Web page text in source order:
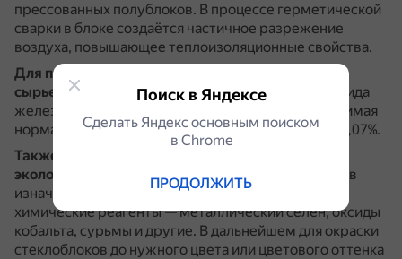
прессованных полублоков. В процессе герметической
сварки в блоке создаётся частичное разрежение
воздуха, повышающее теплоизоляционные свойства.
Для производства стеклоблоков используют
сырьевые материалыс малым содержанием оксида
железа или примесями других металлов.
Допустимая
норма содержания примеси в сырье — не более 0,07%.
Также на производствах применяют процедуру
экологичного обесцвечивания стекла
Для этого в
изначальную сырьевую шихту добавляют особые
химические реагенты — металлический селен, оксиды
кобальта, сурьмы и другие. В дальнейшем для окраски
стеклоблоков до нужного цвета или цветового оттенка
Поиск в Яндексе
Сделать Яндекс основным поиском
в Сhrome
ПРОДОЛЖИТЬ